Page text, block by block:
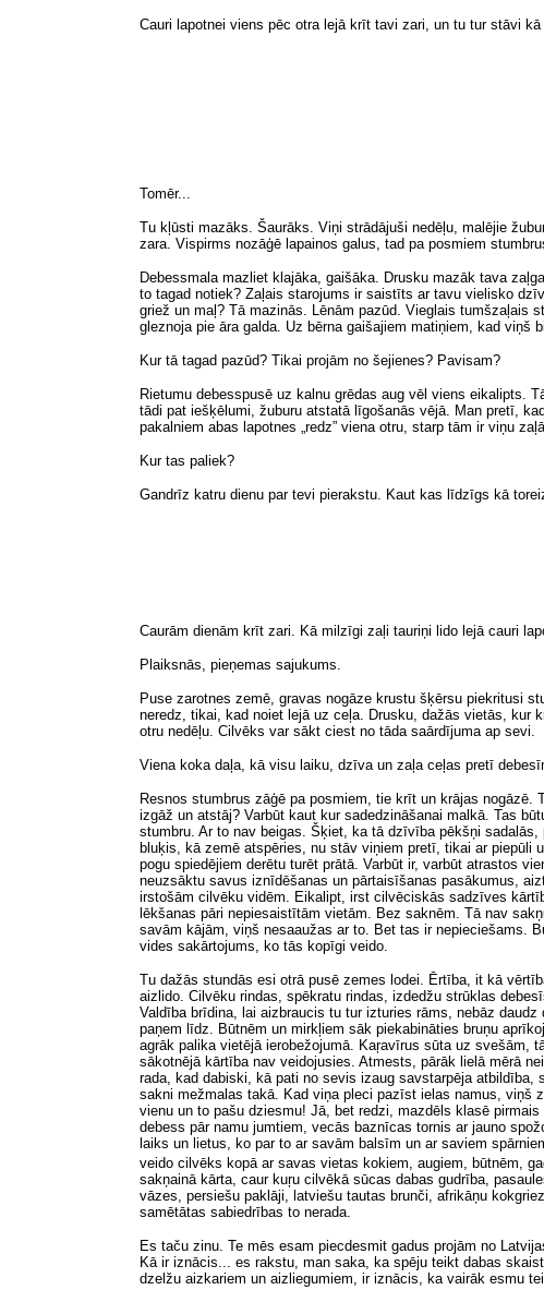
Cauri lapotnei viens pēc otra lejā krīt tavi zari, un tu tur stāvi
Tomēr...
Tu kļūsti mazāks. Šaurāks. Viņi strādājuši nedēļu, malējie
zara. Vispirms nozāģē lapainos galus, tad pa posmiem
Debessmala mazliet klajāka, gaišāka. Drusku mazāk tava
to tagad notiek? Zaļais starojums ir saistīts ar tavu vielisko
griež un maļ? Tā mazinās. Lēnām pazūd. Vieglais tumšzaļais
gleznoja pie āra galda. Uz bērna gaišajiem matiņiem, kad viņš
Kur tā tagad pazūd? Tikai projām no šejienes? Pavisam?
Rietumu debesspusē uz kalnu grēdas aug vēl viens eikalipts.
tādi pat iešķēlumi, žuburu atstatā līgošanās vējā. Man pretī,
pakalniem abas lapotnes „redz” viena otru, starp tām ir viņu
Kur tas paliek?
Gandrīz katru dienu par tevi pierakstu. Kaut kas līdzīgs kā
Caurām dienām krīt zari. Kā milzīgi zaļi tauriņi lido lejā cauri
Plaiksnās, pieņemas sajukums.
Puse zarotnes zemē, gravas nogāze krustu šķērsu piekritusi
neredz, tikai, kad noiet lejā uz ceļa. Drusku, dažās vietās, kur
otru nedēļu. Cilvēks var sākt ciest no tāda saārdījuma ap sevi.
Viena koka daļa, kā visu laiku, dzīva un zaļa ceļas pretī
Resnos stumbrus zāģē pa posmiem, tie krīt un krājas
izgāž un atstāj? Varbūt kaut kur sadedzināšanai malkā. Tas
stumbru. Ar to nav beigas. Šķiet, ka tā dzīvība pēkšņi
bluķis, kā zemē atspēries, nu stāv viņiem pretī, tikai ar
pogu spiedējiem derētu turēt prātā. Varbūt ir, varbūt atrastos
neuzsāktu savus iznīdēšanas un pārtaisīšanas pasākumus,
irstošām cilvēku vidēm. Eikalipt, irst cilvēciskās sadzīves
lēkšanas pāri nepiesaistītām vietām. Bez saknēm. Tā nav
savām kājām, viņš nesaaužas ar to. Bet tas ir nepieciešams.
vides sakārtojums, ko tās kopīgi veido.
Tu dažās stundās esi otrā pusē zemes lodei. Ērtība, it kā
aizlido. Cilvēku rindas, spēkratu rindas, izdedžu strūklas
Valdība brīdina, lai aizbraucis tu tur izturies rāms, nebāz
paņem līdz. Būtnēm un mirkļiem sāk piekabināties bruņu
agrāk palika vietējā ierobežojumā. Kaŗavīrus sūta uz svešām,
sākotnējā kārtība nav veidojusies. Atmests, pārāk lielā mērā
rada, kad dabiski, kā pati no sevis izaug savstarpēja
sakni mežmalas takā. Kad viņa pleci pazīst ielas namus, viņš
vienu un to pašu dziesmu! Jā, bet redzi, mazdēls klasē
debess pār namu jumtiem, vecās baznīcas tornis ar jauno
laiks un lietus, ko par to ar savām balsīm un ar saviem
veido cilvēks kopā ar savas vietas kokiem, augiem, būtnēm,
sakņainā kārta, caur kuŗu cilvēkā sūcas dabas gudrība,
vāzes, persiešu paklāji, latviešu tautas brunči, afrikāņu
samētātas sabiedrības to nerada.
Es taču zinu. Te mēs esam piecdesmit gadus projām no
Kā ir iznācis... es rakstu, man saka, ka spēju teikt dabas
dzelžu aizkariem un aizliegumiem, ir iznācis, ka vairāk esmu